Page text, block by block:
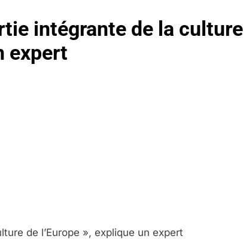
intégrante de la culture
expert
de l’Europe », explique un expert